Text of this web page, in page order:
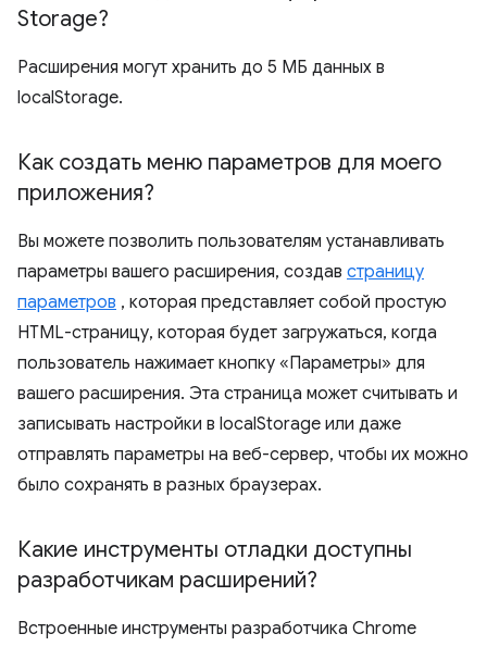
Storage?
Расширения могут хранить до 5 МБ данных в
localStorage.
Как создать меню параметров для моего
приложения?
Вы можете позволить пользователям устанавливать
параметры вашего расширения, создав страницу
параметров , которая представляет собой простую
HTML-страницу, которая будет загружаться, когда
пользователь нажимает кнопку «Параметры» для
вашего расширения. Эта страница может считывать и
записывать настройки в localStorage или даже
отправлять параметры на веб-сервер, чтобы их можно
было сохранять в разных браузерах.
Какие инструменты отладки доступны
разработчикам расширений?
Встроенные инструменты разработчика Chrome